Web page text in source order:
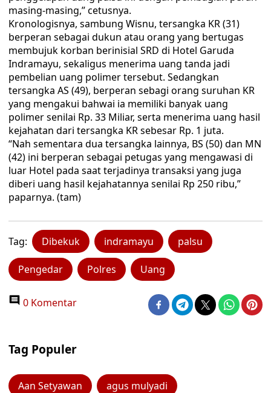
masing-masing,” cetusnya.
Kronologisnya, sambung Wisnu, tersangka KR (31)
berperan sebagai dukun atau orang yang bertugas
membujuk korban berinisial SRD di Hotel Garuda
Indramayu, sekaligus menerima uang tanda jadi
pembelian uang polimer tersebut. Sedangkan
tersangka AS (49), berperan sebagi orang suruhan KR
yang mengakui bahwai ia memiliki banyak uang
polimer senilai Rp. 33 Miliar, serta menerima uang hasil
kejahatan dari tersangka KR sebesar Rp. 1 juta.
“Nah sementara dua tersangka lainnya, BS (50) dan MN
(42) ini berperan sebagai petugas yang mengawasi di
luar Hotel pada saat terjadinya transaksi yang juga
diberi uang hasil kejahatannya senilai Rp 250 ribu,”
paparnya. (tam)
Tag: Dibekuk indramayu palsu
Pengedar Polres Uang
0 Komentar
Tag Populer
Aan Setyawan agus mulyadi